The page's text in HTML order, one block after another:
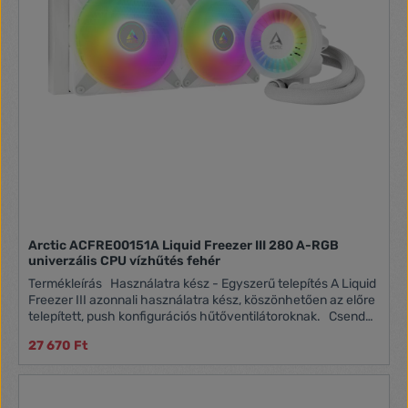
Arctic ACFRE00151A Liquid Freezer III 280 A-RGB
univerzális CPU vízhűtés fehér
Termékleírás Használatra kész - Egyszerű telepítés A Liquid
Freezer III azonnali használatra kész, köszönhetően az előre
telepített, push konfigurációs hűtőventilátoroknak. Csendes
feszültségátalakítói gyakran a maximális hőmérsékleten
működnek, energiaéhes CPU-kkal kombinálva. A
27 670 Ft